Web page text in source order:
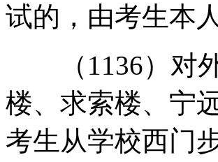
试的，由考生本
（1136）对外
楼、求索楼、宁
考生从学校西门